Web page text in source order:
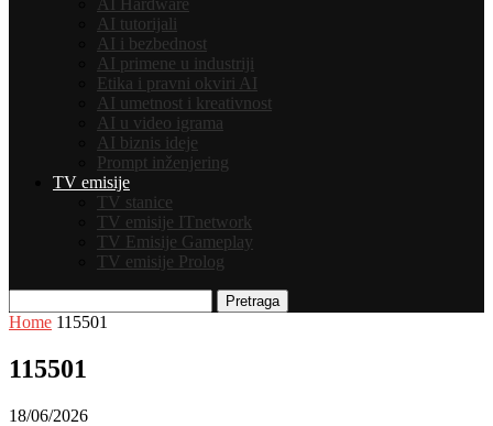
AI Hardware
AI tutorijali
AI i bezbednost
AI primene u industriji
Etika i pravni okviri AI
AI umetnost i kreativnost
AI u video igrama
AI biznis ideje
Prompt inženjering
TV emisije
TV stanice
TV emisije ITnetwork
TV Emisije Gameplay
TV emisije Prolog
Pretraga
Home 115501
115501
18/06/2026